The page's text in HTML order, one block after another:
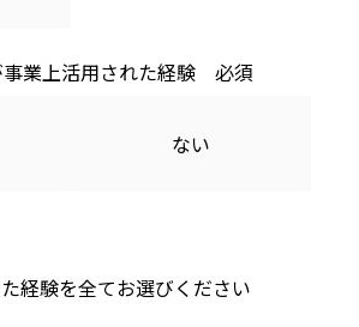
業上活用された経験
ない
経験を全てお選びください